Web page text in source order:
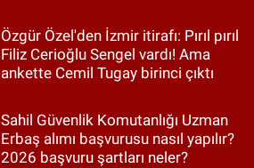
Özgür Özel'den İzmir itirafı: Pırıl pırıl
Filiz Cerioğlu Sengel vardı! Ama
ankette Cemil Tugay birinci çıktı
Sahil Güvenlik Komutanlığı Uzman
Erbaş alımı başvurusu nasıl yapılır?
2026 başvuru şartları neler?